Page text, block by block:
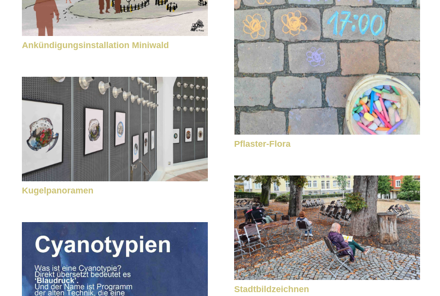
Pflaster-Flora
Ankündigungsinstallation Miniwald
Kugelpanoramen
Stadtbildzeichnen